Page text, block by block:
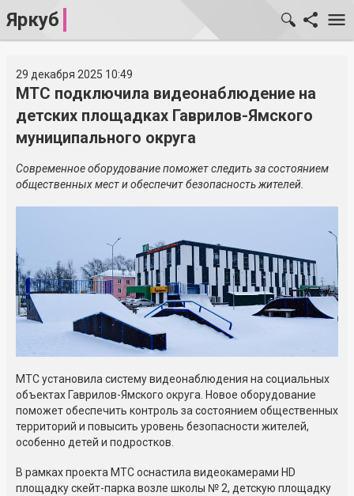
Яркуб
29 декабря 2025 10:49
МТС подключила видеонаблюдение на
детских площадках Гаврилов-Ямского
муниципального округа
Современное оборудование поможет следить за состоянием
общественных мест и обеспечит безопасность жителей.
МТС установила систему видеонаблюдения на социальных
объектах Гаврилов-Ямского округа. Новое оборудование
поможет обеспечить контроль за состоянием общественных
территорий и повысить уровень безопасности жителей,
особенно детей и подростков.
В рамках проекта МТС оснастила видеокамерами HD
площадку скейт-парка возле школы № 2, детскую площадку